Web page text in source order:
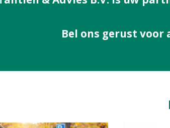
Bel ons gerust voor